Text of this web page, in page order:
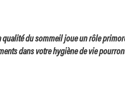
du sommeil joue un rôle
dans votre hygiène de vie